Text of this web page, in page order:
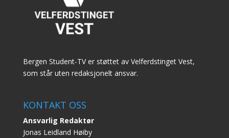
Bergen Student-TV er støttet av Velferdstinget Vest,
som står uten redaksjonelt ansvar.
KONTAKT OSS
Ansvarlig Redaktør
Jonas Leidland Høiby